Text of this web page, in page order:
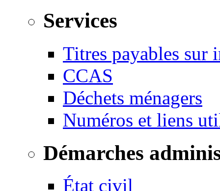
Services
Titres payables sur
CCAS
Déchets ménagers
Numéros et liens
Démarches
État civil